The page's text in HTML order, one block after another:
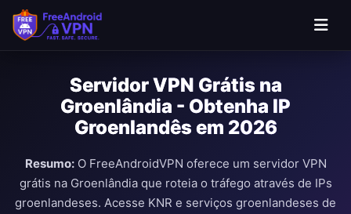
Ir para o conteúdo principal
Servidor VPN Grátis na
Groenlândia - Obtenha IP
Groenlandês em 2026
Resumo:O FreeAndroidVPN oferece um servidor VPN
grátis na Groenlândia que roteia o tráfego através de IPs
groenlandeses. Acesse KNR e serviços groenlandeses de